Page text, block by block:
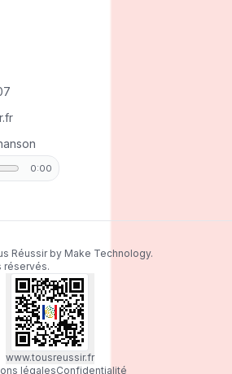
0:00
Réussir by Make Technology.
réservés.
www.tousreussir.fr
légalesConfidentialité